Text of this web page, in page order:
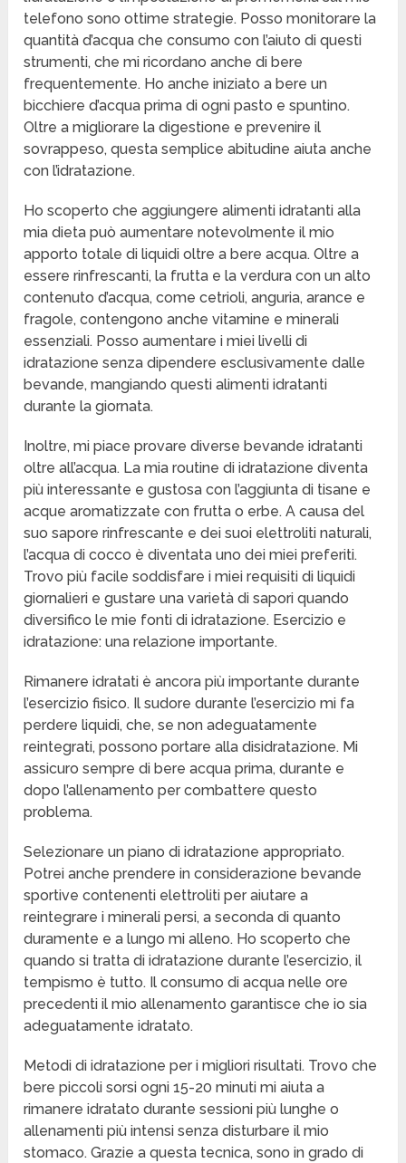
telefono sono ottime strategie. Posso monitorare la
quantità d’acqua che consumo con l’aiuto di questi
strumenti, che mi ricordano anche di bere
frequentemente. Ho anche iniziato a bere un
bicchiere d’acqua prima di ogni pasto e spuntino.
Oltre a migliorare la digestione e prevenire il
sovrappeso, questa semplice abitudine aiuta anche
con l’idratazione.
Ho scoperto che aggiungere alimenti idratanti alla
mia dieta può aumentare notevolmente il mio
apporto totale di liquidi oltre a bere acqua. Oltre a
essere rinfrescanti, la frutta e la verdura con un alto
contenuto d’acqua, come cetrioli, anguria, arance e
fragole, contengono anche vitamine e minerali
essenziali. Posso aumentare i miei livelli di
idratazione senza dipendere esclusivamente dalle
bevande, mangiando questi alimenti idratanti
durante la giornata.
Inoltre, mi piace provare diverse bevande idratanti
oltre all’acqua. La mia routine di idratazione diventa
più interessante e gustosa con l’aggiunta di tisane e
acque aromatizzate con frutta o erbe. A causa del
suo sapore rinfrescante e dei suoi elettroliti naturali,
l’acqua di cocco è diventata uno dei miei preferiti.
Trovo più facile soddisfare i miei requisiti di liquidi
giornalieri e gustare una varietà di sapori quando
diversifico le mie fonti di idratazione. Esercizio e
idratazione: una relazione importante.
Rimanere idratati è ancora più importante durante
l’esercizio fisico. Il sudore durante l’esercizio mi fa
perdere liquidi, che, se non adeguatamente
reintegrati, possono portare alla disidratazione. Mi
assicuro sempre di bere acqua prima, durante e
dopo l’allenamento per combattere questo
problema.
Selezionare un piano di idratazione appropriato.
Potrei anche prendere in considerazione bevande
sportive contenenti elettroliti per aiutare a
reintegrare i minerali persi, a seconda di quanto
duramente e a lungo mi alleno. Ho scoperto che
quando si tratta di idratazione durante l’esercizio, il
tempismo è tutto. Il consumo di acqua nelle ore
precedenti il mio allenamento garantisce che io sia
adeguatamente idratato.
Metodi di idratazione per i migliori risultati. Trovo che
bere piccoli sorsi ogni 15-20 minuti mi aiuta a
rimanere idratato durante sessioni più lunghe o
allenamenti più intensi senza disturbare il mio
stomaco. Grazie a questa tecnica, sono in grado di